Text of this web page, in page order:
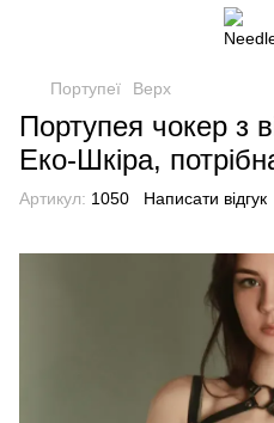
Портупеї Верх
Портупея чокер з
Еко-Шкіра,
Артикул: 1050 Написати відгук